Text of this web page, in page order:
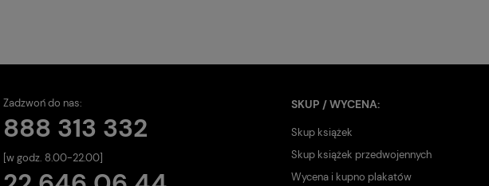
Zadzwoń do nas:
888 313 332
[w godz. 8.00-22.00]
SKUP / WYCENA:
Skup książek
Skup książek przedwojennych
Wycena i kupno plakatów